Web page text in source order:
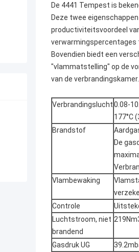
De 4441 Tempest is
Deze twee
productiviteitsvoordeel
verwarmingspercentages
Bovendien biedt een
"vlammatstelling" op de
van de verbrandingskamer.
Verbrandingslucht0.08-
177°C
Brandstof
De
Vlambewaking
Controle
Luchtstroom, niet
brandend
Gasdruk UG